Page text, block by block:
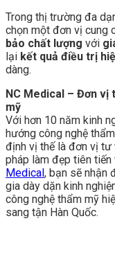
Trong thị trường đa
chọn một đơn vị cung
bảo chất lượng với
lại kết quả điều trị
dàng.
NC Medical – Đơn vị
mỹ
Với hơn 10 năm kinh
hướng công nghệ
định vị thế là đơn vị tư
pháp làm đẹp tiên tiến
Medical , bạn sẽ nhận
gia dày dặn kinh
công nghệ thẩm mỹ
sang tận Hàn Quốc.​